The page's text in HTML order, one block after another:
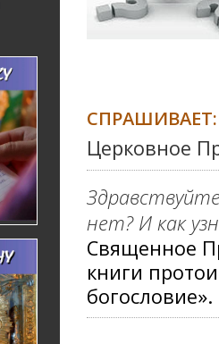
СПРАШИВАЕТ:
Церковное
нет? И как
Священное
книги
богословие».